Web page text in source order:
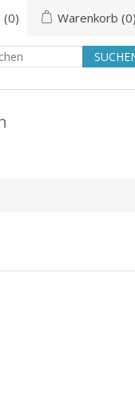
(0) Warenkorb (0)